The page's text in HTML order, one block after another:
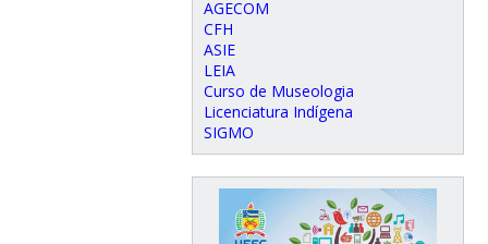
AGECOM
CFH
ASIE
LEIA
Curso de Museologia
Licenciatura Indígena
SIGMO